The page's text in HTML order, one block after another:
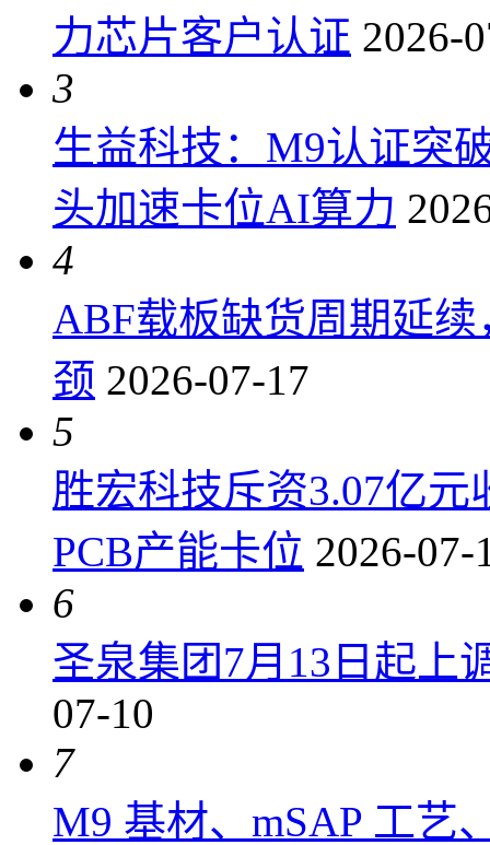
力芯片客户认证 2026-
3
生益科技：M9认证突
头加速卡位AI算力
4
ABF载板缺货周期延
颈 2026-07-17
5
胜宏科技斥资3.07亿
PCB产能卡位 2026-07-
6
圣泉集团7月13日起上
07-10
7
M9 基材、mSAP 工艺